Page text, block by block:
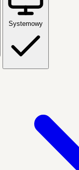
Systemowy